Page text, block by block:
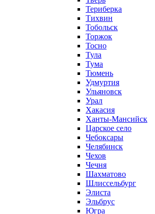
Териберка
Тихвин
Тобольск
Торжок
Тосно
Тула
Тума
Тюмень
Удмуртия
Ульяновск
Урал
Хакасия
Ханты-Мансийск
Царское село
Чебоксары
Челябинск
Чехов
Чечня
Шахматово
Шлиссельбург
Элиста
Эльбрус
Югра